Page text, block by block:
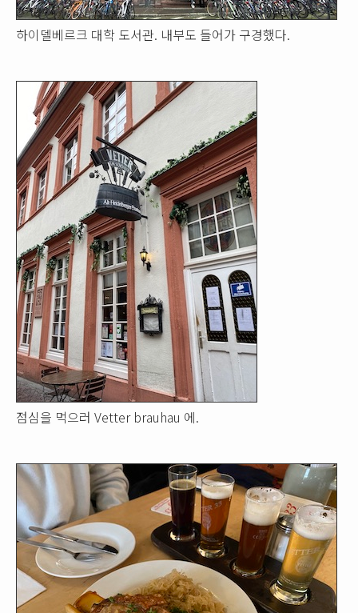
하이델베르크 대학 도서관. 내부도 들어가 구경했다.
점심을 먹으러 Vetter brauhau 에.